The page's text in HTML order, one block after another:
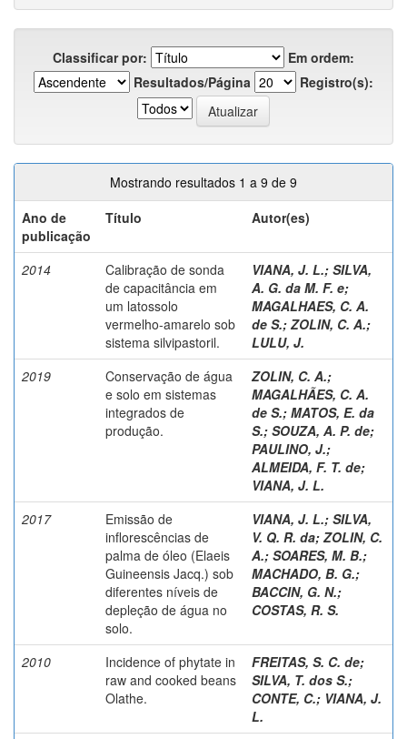
Classificar por:
Em ordem:
Resultados/Página
Registro(s):
Mostrando resultados 1 a 9 de 9
Ano de
publicação
Título Autor(es)
2014
Calibração de sonda
de capacitância em
um latossolo
vermelho-amarelo sob
sistema silvipastoril.
VIANA, J. L.; SILVA,
A. G. da M. F. e;
MAGALHAES, C. A.
de S.; ZOLIN, C. A.;
LULU, J.
2019
Conservação de água
e solo em sistemas
integrados de
produção.
ZOLIN, C. A.;
MAGALHÃES, C. A.
de S.; MATOS, E. da
S.; SOUZA, A. P. de;
PAULINO, J.;
ALMEIDA, F. T. de;
VIANA, J. L.
2017
Emissão de
inflorescências de
palma de óleo (Elaeis
Guineensis Jacq.) sob
diferentes níveis de
depleção de água no
solo.
VIANA, J. L.; SILVA,
V. Q. R. da; ZOLIN, C.
A.; SOARES, M. B.;
MACHADO, B. G.;
BACCIN, G. N.;
COSTAS, R. S.
2010
Incidence of phytate in
raw and cooked beans
Olathe.
FREITAS, S. C. de;
SILVA, T. dos S.;
CONTE, C.; VIANA, J.
L.